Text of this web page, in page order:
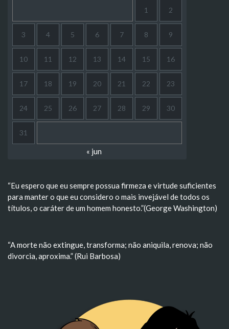
1 2
3 4 5 6 7 8 9
10 11 12 13 14 15 16
17 18 19 20 21 22 23
24 25 26 27 28 29 30
31
« jun
“Eu espero que eu sempre possua firmeza e virtude suficientes
para manter o que eu considero o mais invejável de todos os
títulos, o caráter de um homem honesto.”(George Washington)
“A morte não extingue, transforma; não aniquila, renova; não
divorcia, aproxima.” (Rui Barbosa)